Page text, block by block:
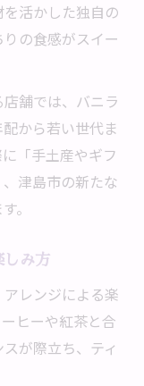
な時間を過ご
る贅沢体験
津島市で待つ
のカヌレ案内
カヌレおすす
楽しみ方
イーツスポ
を徹底案内
活かした独自の
の食感がスイー
舗では、バニラ
から若い世代ま
「手土産やギフ
津島市の新たな
。
しみ方
レンジによる楽
ヒーや紅茶と合
が際立ち、ティ